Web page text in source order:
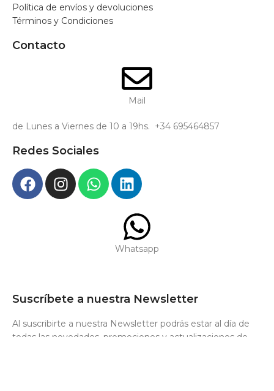
Política de envíos y devoluciones
Términos y Condiciones
Contacto
Mail
de Lunes a Viernes de 10 a 19hs. +34 695464857
Redes Sociales
Whatsapp
Suscríbete a nuestra Newsletter
Al suscribirte a nuestra Newsletter podrás estar al día de
todas las novedades, promociones y actualizaciones de